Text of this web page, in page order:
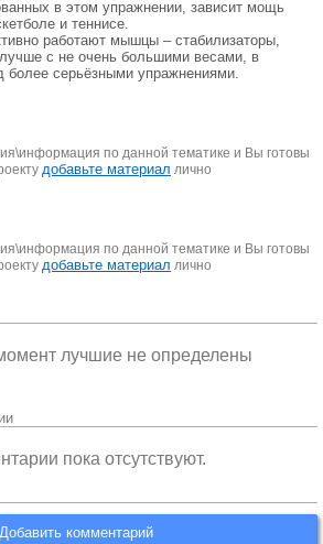
в этом упражнении, зависит мощь
и теннисе.
работают мышцы – стабилизаторы,
с не очень большими весами, в
более серьёзными упражнениями.
по данной тематике и Вы готовы
добавьте материал лично
по данной тематике и Вы готовы
добавьте материал лично
лучшие не определены
пока отсутствуют.
Добавить комментарий